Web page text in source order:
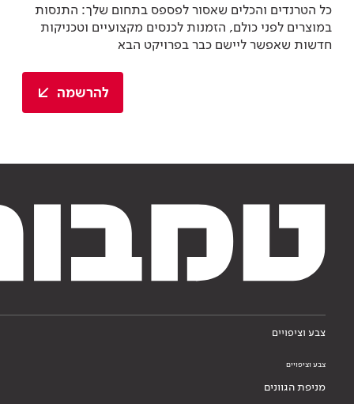
כל הטרנדים והכלים שאסור לפספס בתחום שלך: התנסות
במוצרים לפני כולם, הזמנות לכנסים מקצועיים וטכניקות
חדשות שאפשר ליישם כבר בפרויקט הבא
להרשמה
צבע וציפויים
צבע וציפויים
מניפת הגוונים